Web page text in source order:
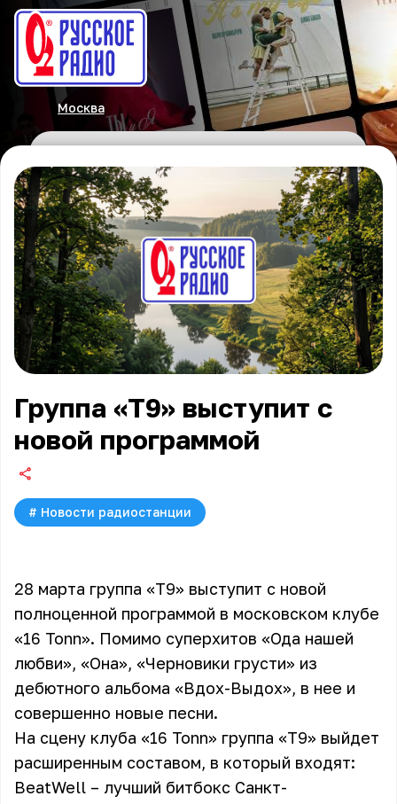
Москва
Группа «Т9» выступит с
новой программой
# Новости радиостанции
28 марта группа «Т9» выступит с новой
полноценной программой в московском клубе
«16 Tonn». Помимо суперхитов «Ода нашей
любви», «Она», «Черновики грусти» из
дебютного альбома «Вдох-Выдох», в нее и
совершенно новые песни.
На сцену клуба «16 Tonn» группа «Т9» выйдет
расширенным составом, в который входят:
BeatWell – лучший битбокс Санкт-